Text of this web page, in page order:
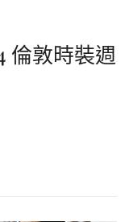
倫敦時裝週